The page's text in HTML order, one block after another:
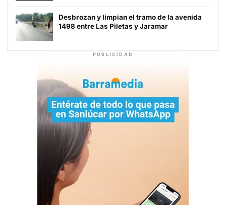
Desbrozan y limpian el tramo de la avenida
1498 entre Las Piletas y Jaramar
PUBLICIDAD